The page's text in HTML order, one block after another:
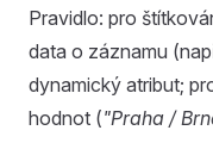
Pravidlo: pro
data o záznamu
dynamický atribut;
hodnot ("Praha /